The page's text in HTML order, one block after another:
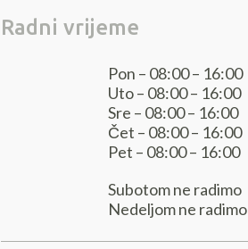
Radni vrijeme
Pon – 08:00 – 16:00
Uto – 08:00 – 16:00
Sre – 08:00 – 16:00
Čet – 08:00 – 16:00
Pet – 08:00 – 16:00
Subotom ne radimo
Nedeljom ne radimo